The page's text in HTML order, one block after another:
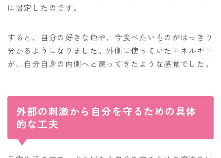
に設定したのです。
すると、自分の好きな色や、今食べたいものがはっきり
分かるようになりました。外側に使っていたエネルギー
が、自分自身の内側へと戻ってきたような感覚でした。
外部の刺激から自分を守るための具体
的な工夫